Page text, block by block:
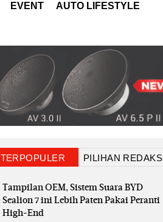
EVENT AUTO LIFESTYLE
TERPOPULER PILIHAN REDAKSI
Tampilan OEM, Sistem Suara BYD
Sealion 7 ini Lebih Paten Pakai Peranti
High-End